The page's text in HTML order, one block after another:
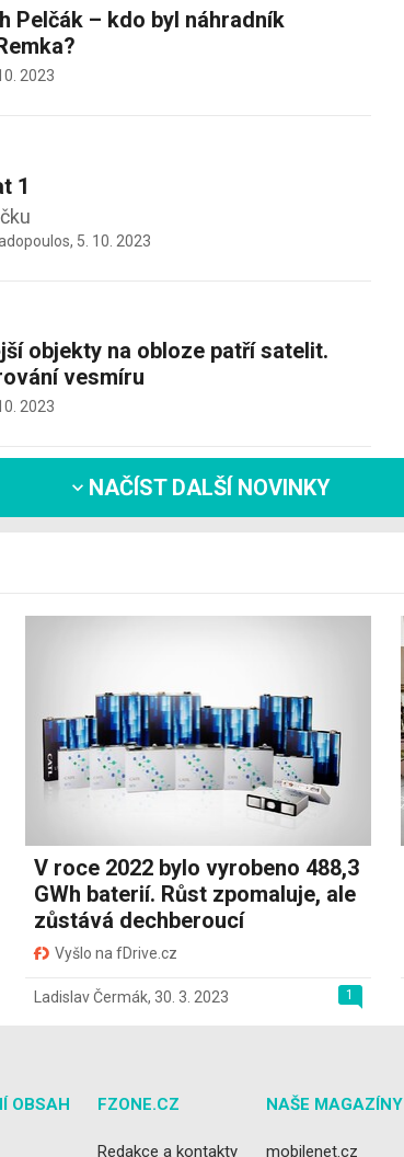
Pelčák – kdo byl náhradník
2023
1
5. 10. 2023
objekty na obloze patří satelit.
vesmíru
2023
NAČÍST DALŠÍ NOVINKY
V roce 2022 bylo vyrobeno 488,3
GWh baterií. Růst zpomaluje, ale
zůstává dechberoucí
Vyšlo na fDrive.cz
1
Ladislav Čermák, 30. 3. 2023
OBSAH FZONE.CZ
Redakce a kontakty
NAŠE MAGAZÍNY
mobilenet.cz